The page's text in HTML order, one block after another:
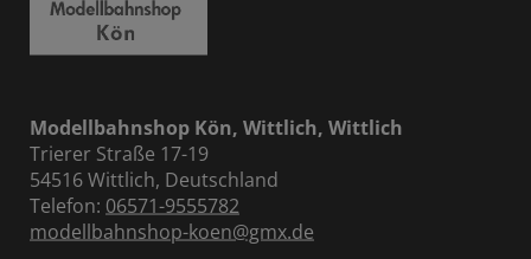
Modellbahnshop Kön, Wittlich, Wittlich
Trierer Straße 17-19
54516 Wittlich, Deutschland
Telefon: 06571-9555782
modellbahnshop-koen@gmx.de